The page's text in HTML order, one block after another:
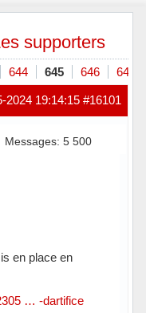
supporters
644 645 646 647
#16101
2024 19:14:15
Messages: 5 500
en place en
… -dartifice